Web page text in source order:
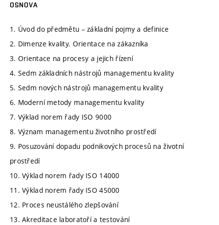
OSNOVA
1. Úvod do předmětu – základní pojmy a definice
2. Dimenze kvality. Orientace na zákazníka
3. Orientace na procesy a jejich řízení
4. Sedm základních nástrojů managementu kvality
5. Sedm nových nástrojů managementu kvality
6. Moderní metody managementu kvality
7. Výklad norem řady ISO 9000
8. Význam managementu životního prostředí
9. Posuzování dopadu podnikových procesů na životní
prostředí
10. Výklad norem řady ISO 14000
11. Výklad norem řady ISO 45000
12. Proces neustálého zlepšování
13. Akreditace laboratoří a testování